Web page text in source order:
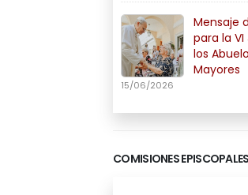
Mensaje
para la
los
Mayores
15/06/2026
COMISIONES EPISCOPALES